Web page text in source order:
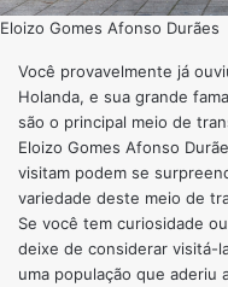
Eloizo Gomes Afonso Durães
Você provavelmente já
Holanda, e sua grande
são o principal meio de
Eloizo Gomes Afonso
visitam podem se
variedade deste meio de
Se você tem curiosidade
deixe de considerar visitá-
uma população que aderiu